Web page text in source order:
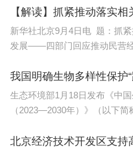
位，世界一流中医药大学
部教育援外基地、中国-
专项建设单位”、世界中联
中医药教育师资培训基
划、国家级大学生创新创
日发表于《柳叶刀》。全球先
新华社北京9月4日电 题：抓
发展——四部门回应推动民营
我国明确生物多样性保护
生态环境部1月18日发布《中
（2023—2030年）》（以下
地区推进生物多样性保护提供